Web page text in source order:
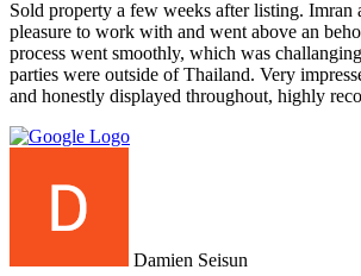
Sold property a few weeks after listing. Imran
pleasure to work with and went above an
process went smoothly, which was
parties were outside of Thailand. Very
and honestly displayed throughout, highly
Damien Seisun